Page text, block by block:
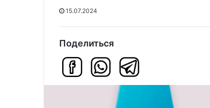
15.07.2024
Поделиться